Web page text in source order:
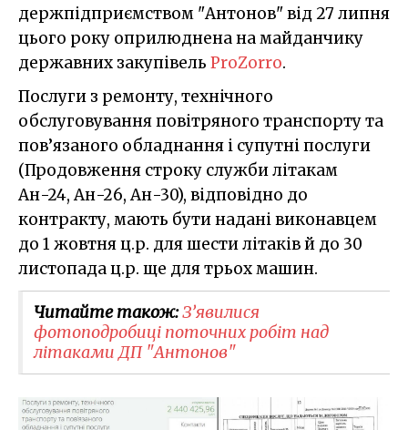
держпідприємством "Антонов" від 27 липня
цього року оприлюднена на майданчику
державних закупівель ProZorro.
Послуги з ремонту, технічного
обслуговування повітряного транспорту та
пов’язаного обладнання і супутні послуги
(Продовження строку служби літакам
Ан-24, Ан-26, Ан-30), відповідно до
контракту, мають бути надані виконавцем
до 1 жовтня ц.р. для шести літаків й до 30
листопада ц.р. ще для трьох машин.
Читайте також:З’явилися
фотоподробиці поточних робіт над
літаками ДП "Антонов"